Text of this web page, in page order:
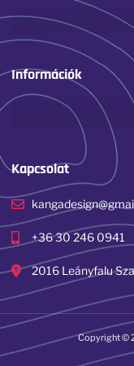
Információk
Kapcsolat
+36 30 246 0941
2016 Leányfalu
Copyright ©